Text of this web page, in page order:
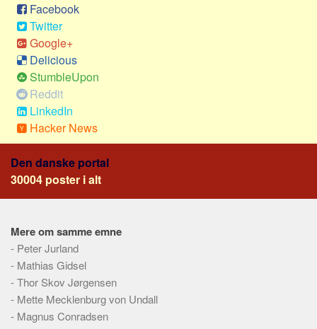
Transport
Alle
Aspekter
Køb og salg
Økonomi
Skatter og afgifter
Statistik
Alle
Meta
Dokumenttyper
Emner
Skribenter
Facebook
Twitter
Google+
Delicious
StumbleUpon
Reddit
LinkedIn
Hacker News
Den danske portal
30004 poster i alt
Mere om samme emne
- Peter Jurland
- Mathias Gidsel
-Thor Skov Jørgensen
- Mette Mecklenburg von Undall
- Magnus Conradsen